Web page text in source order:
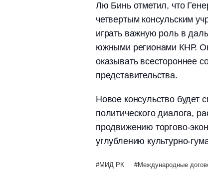
Лю Бинь отметил, что
четвертым консульским
играть важную роль в
южными регионами КНР. Он
оказывать всестороннее
представительства.
Новое консульство будет
политического диалога,
продвижению торгово-
углублению культурно-
МИД РК Международные